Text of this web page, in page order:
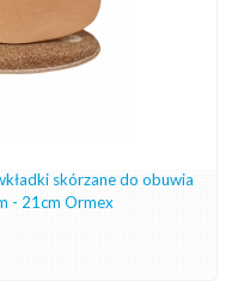
skórzane do obuwia
- 21cm Ormex